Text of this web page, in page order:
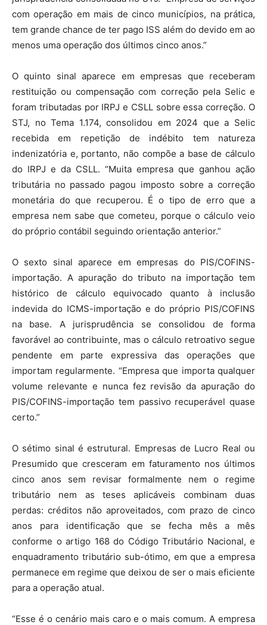
com operação em mais de cinco municípios, na prática,
tem grande chance de ter pago ISS além do devido em ao
menos uma operação dos últimos cinco anos.”
O quinto sinal aparece em empresas que receberam
restituição ou compensação com correção pela Selic e
foram tributadas por IRPJ e CSLL sobre essa correção. O
STJ, no Tema 1.174, consolidou em 2024 que a Selic
recebida em repetição de indébito tem natureza
indenizatória e, portanto, não compõe a base de cálculo
do IRPJ e da CSLL. “Muita empresa que ganhou ação
tributária no passado pagou imposto sobre a correção
monetária do que recuperou. É o tipo de erro que a
empresa nem sabe que cometeu, porque o cálculo veio
do próprio contábil seguindo orientação anterior.”
O sexto sinal aparece em empresas do PIS/COFINS-
importação. A apuração do tributo na importação tem
histórico de cálculo equivocado quanto à inclusão
indevida do ICMS-importação e do próprio PIS/COFINS
na base. A jurisprudência se consolidou de forma
favorável ao contribuinte, mas o cálculo retroativo segue
pendente em parte expressiva das operações que
importam regularmente. “Empresa que importa qualquer
volume relevante e nunca fez revisão da apuração do
PIS/COFINS-importação tem passivo recuperável quase
certo.”
O sétimo sinal é estrutural. Empresas de Lucro Real ou
Presumido que cresceram em faturamento nos últimos
cinco anos sem revisar formalmente nem o regime
tributário nem as teses aplicáveis combinam duas
perdas: créditos não aproveitados, com prazo de cinco
anos para identificação que se fecha mês a mês
conforme o artigo 168 do Código Tributário Nacional, e
enquadramento tributário sub-ótimo, em que a empresa
permanece em regime que deixou de ser o mais eficiente
para a operação atual.
“Esse é o cenário mais caro e o mais comum. A empresa